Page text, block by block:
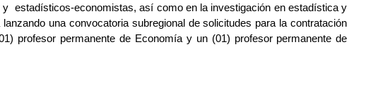
estadísticos-economistas, así como en la investigación en estadística y
una convocatoria subregional de solicitudes para la contratación
profesor permanente de Economía y un (01) profesor permanente de